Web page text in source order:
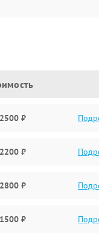
₽
₽
₽
₽